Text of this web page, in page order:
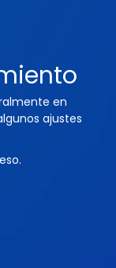
en
ajustes